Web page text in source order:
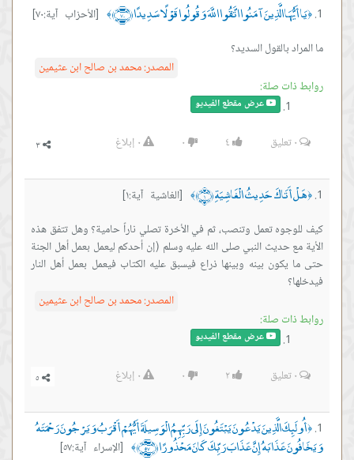
﴿يَا أَيُّهَا الَّذِينَ آمَنُوا اتَّقُوا اللَّهَ وَقُولُوا قَوْلًا سَدِيدًا ﴿٧٠﴾ ﴾
[الأحزاب آية:٧٠]
ما المراد بالقول السديد؟
المصدر:محمد بن صالح ابن عثيمين
روابط ذات صلة:
عرض مقطع الفيديو
٠تعليق ٤ ٠ ٠ إبلاغ
﴿هَلْ أَتَاكَ حَدِيثُ الْغَاشِيَةِ ﴿١﴾ ﴾
[الغاشية آية:١]
كيف للوجوه تعمل وتنصب، ثم في الأخرة تصلي ناراً حامية؟ وهل تتفق هذه
الأية مع حديث النبي صلى الله عليه وسلم (إن أحدكم ليعمل بعمل أهل الجنة
حتى ما يكون بينه وبينها ذراع فيسبق عليه الكتاب فيعمل بعمل أهل النار
فيدخلها؟
المصدر:محمد بن صالح ابن عثيمين
روابط ذات صلة:
عرض مقطع الفيديو
٠تعليق ٢ ٠ ٠ إبلاغ
﴿أُولَئِكَ الَّذِينَ يَدْعُونَ يَبْتَغُونَ إِلَى رَبِّهِمُ الْوَسِيلَةَ أَيُّهُمْ أَقْرَبُ وَيَرْجُونَ رَحْمَتَهُ
وَيَخَافُونَ عَذَابَهُ إِنَّ عَذَابَ رَبِّكَ كَانَ مَحْذُورًا ﴿٥٧﴾ ﴾
[الإسراء آية:٥٧]